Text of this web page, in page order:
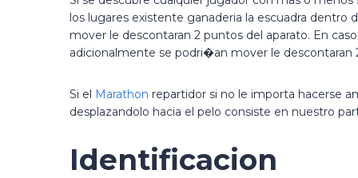
los lugares existente ganaderia la escuadra
mover le descontaran 2 puntos del aparato. En
adicionalmente se podri�an mover le descontaran
Si el Marathon repartidor si no le importa hacerse
desplazandolo hacia el pelo consiste en nuestro
Identificacion